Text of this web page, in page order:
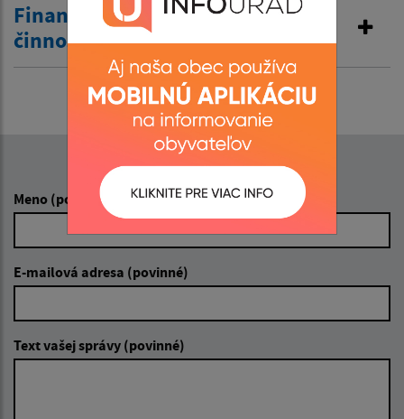
Finančná správa a obchodná
činnosť
Napíšte nám:
Meno (povinné)
E-mailová adresa (povinné)
Text vašej správy (povinné)